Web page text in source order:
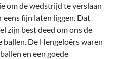
om de wedstrijd te verslaan
eens fijn laten liggen. Dat
zijn best deed om ons de
De Hengeloërs waren
en een goede